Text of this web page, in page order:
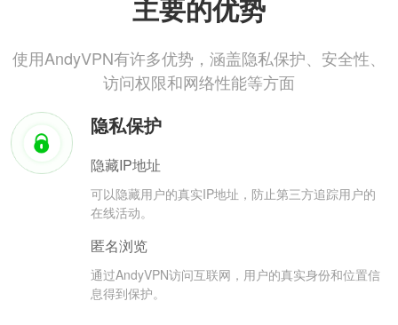
主要的优势
使用AndyVPN有许多优势，涵盖隐私保护、安全性、
访问权限和网络性能等方面
隐私保护
隐藏IP地址
可以隐藏用户的真实IP地址，防止第三方追踪用户的
在线活动。
匿名浏览
通过AndyVPN访问互联网，用户的真实身份和位置信
息得到保护。